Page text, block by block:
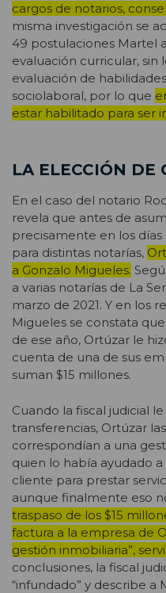
cargos de notarios,
misma investigación se
49 postulaciones Martel
evaluación curricular, sin
evaluación de
sociolaboral, por lo que
estar habilitado para ser
LA ELECCIÓN DE
En el caso del notario
revela que antes de
precisamente en los
para distintas notarías,
a Gonzalo Migueles.
a varias notarías de La
marzo de 2021. Y en los
Migueles se constata
de ese año, Ortúzar le
cuenta de una de sus
suman $15 millones.
Cuando la fiscal judicial
transferencias, Ortúzar
correspondían a una
quien lo había ayudado
cliente para prestar
aunque finalmente eso
traspaso de los $15
factura a la empresa de
gestión inmobiliaria”,
conclusiones, la fiscal
“infundado” y describe a